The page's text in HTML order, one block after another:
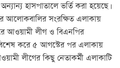
হাসপাতালে ভর্তি করা হয়েছে।
আলোকবালির সংরক্ষিত এলাকায়
আওয়ামী লীগ ও বিএনপির
বিশেষ করে ৫ আগস্টের পর এলাকায়
লীগের কিছু নেতাকর্মী এলাকাটি